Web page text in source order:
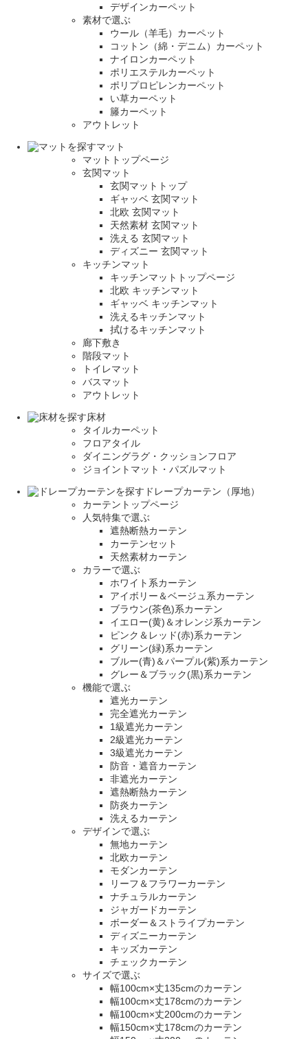
デザインカーペット
素材で選ぶ
ウール（羊毛）カーペット
コットン（綿・デニム）カーペット
ナイロンカーペット
ポリエステルカーペット
ポリプロピレンカーペット
い草カーペット
籐カーペット
アウトレット
マット
マットトップページ
玄関マット
玄関マットトップ
ギャッベ 玄関マット
北欧 玄関マット
天然素材 玄関マット
洗える 玄関マット
ディズニー 玄関マット
キッチンマット
キッチンマットトップページ
北欧 キッチンマット
ギャッベ キッチンマット
洗えるキッチンマット
拭けるキッチンマット
廊下敷き
階段マット
トイレマット
バスマット
アウトレット
床材
タイルカーペット
フロアタイル
ダイニングラグ・クッションフロア
ジョイントマット・パズルマット
ドレープカーテン（厚地）
カーテントップページ
人気特集で選ぶ
遮熱断熱カーテン
カーテンセット
天然素材カーテン
カラーで選ぶ
ホワイト系カーテン
アイボリー＆ベージュ系カーテン
ブラウン(茶色)系カーテン
イエロー(黄)＆オレンジ系カーテン
ピンク＆レッド(赤)系カーテン
グリーン(緑)系カーテン
ブルー(青)＆パープル(紫)系カーテン
グレー＆ブラック(黒)系カーテン
機能で選ぶ
遮光カーテン
完全遮光カーテン
1級遮光カーテン
2級遮光カーテン
3級遮光カーテン
防音・遮音カーテン
非遮光カーテン
遮熱断熱カーテン
防炎カーテン
洗えるカーテン
デザインで選ぶ
無地カーテン
北欧カーテン
モダンカーテン
リーフ＆フラワーカーテン
ナチュラルカーテン
ジャガードカーテン
ボーダー＆ストライプカーテン
ディズニーカーテン
キッズカーテン
チェックカーテン
サイズで選ぶ
幅100cm×丈135cmのカーテン
幅100cm×丈178cmのカーテン
幅100cm×丈200cmのカーテン
幅150cm×丈178cmのカーテン